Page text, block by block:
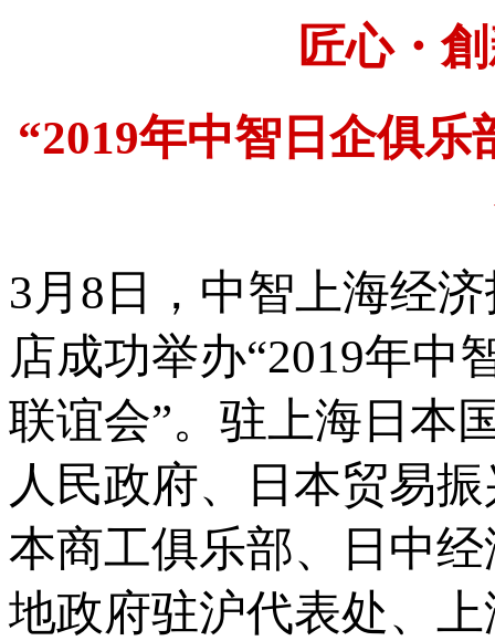
匠心・
“2019年中智日企俱
3月8日，中智上海经
店成功举办“2019年中
联谊会”。驻上海日本
人民政府、日本贸易
本商工俱乐部、日中
地政府驻沪代表处、